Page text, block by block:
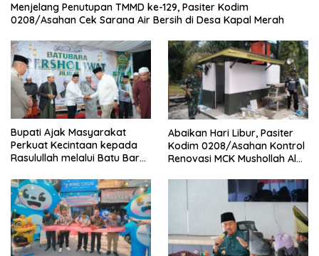
Menjelang Penutupan TMMD ke-129, Pasiter Kodim
0208/Asahan Cek Sarana Air Bersih di Desa Kapal Merah
Bupati Ajak Masyarakat
Perkuat Kecintaan kepada
Rasulullah melalui Batu Bara
Abaikan Hari Libur, Pasiter
Kodim 0208/Asahan Kontrol
Renovasi MCK Mushollah Al